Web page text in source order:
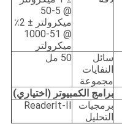
@ 5-50
ميكرولتر ± 2٪
@ 51-1000
ميكرولتر
سائل
النفايات
مجموعة
50 مل
برامج الكمبيوتر (اختياري)
برمجيات
التحليل
ReaderIt-II